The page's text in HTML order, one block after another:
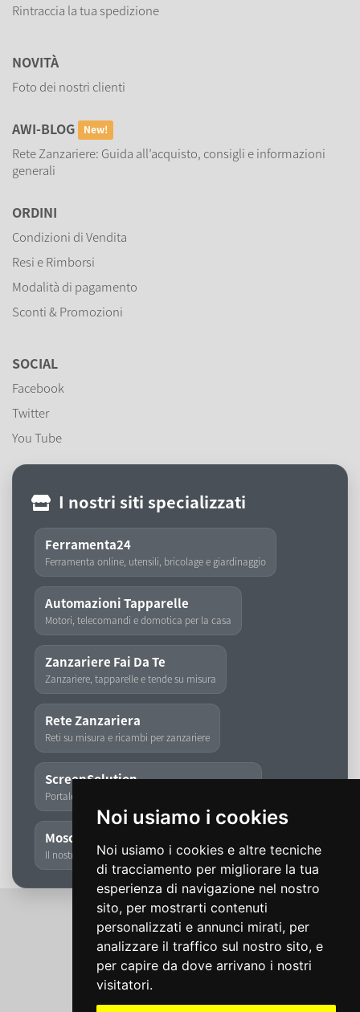
Noi usiamo i cookies
Noi usiamo i cookies e altre tecniche
di tracciamento per migliorare la tua
esperienza di navigazione nel nostro
sito, per mostrarti contenuti
personalizzati e annunci mirati, per
analizzare il traffico sul nostro sito, e
per capire da dove arrivano i nostri
visitatori.
Rintraccia la tua spedizione
NOVITÀ
Foto dei nostri clienti
AWI-BLOG New!
Rete Zanzariere: Guida all’acquisto, consigli e informazioni
generali
ORDINI
Condizioni di Vendita
Resi e Rimborsi
Modalità di pagamento
Sconti & Promozioni
SOCIAL
Facebook
Twitter
You Tube
I nostri siti specializzati
Ferramenta24
Ferramenta online, utensili, bricolage e giardinaggio
Automazioni Tapparelle
Motori, telecomandi e domotica per la casa
Zanzariere Fai Da Te
Zanzariere, tapparelle e tende su misura
Rete Zanzariera
Reti su misura e ricambi per zanzariere
ScreenSolution
Portale dedicato a zanzariere, tapparelle e tende
Moschita
Il nostro storico marchio di zanzariere